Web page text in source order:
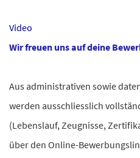
Video
Wir freuen uns auf deine
Aus administrativen sowie
werden ausschliesslich
(Lebenslauf, Zeugnisse,
über den Online-